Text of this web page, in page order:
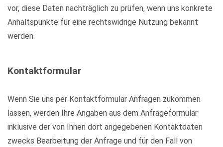
vor, diese Daten nachträglich zu prüfen, wenn uns konkrete
Anhaltspunkte für eine rechtswidrige Nutzung bekannt
werden.
Kontaktformular
Wenn Sie uns per Kontaktformular Anfragen zukommen
lassen, werden Ihre Angaben aus dem Anfrageformular
inklusive der von Ihnen dort angegebenen Kontaktdaten
zwecks Bearbeitung der Anfrage und für den Fall von